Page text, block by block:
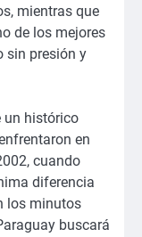
mientras que
de los mejores
sin presión y
un histórico
en
cuando
diferencia
los minutos
buscará